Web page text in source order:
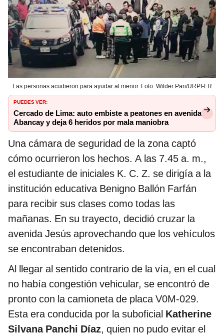
Las personas acudieron para ayudar al menor. Foto: Wilder Pari/URPI-LR
PUEDES VER:
Cercado de Lima: auto embiste a peatones en avenida
Abancay y deja 6 heridos por mala maniobra
Una cámara de seguridad de la zona captó
cómo ocurrieron los hechos. A las 7.45 a. m.,
el estudiante de iniciales K. C. Z. se dirigía a la
institución educativa Benigno Ballón Farfán
para recibir sus clases como todas las
mañanas. En su trayecto, decidió cruzar la
avenida Jesús aprovechando que los vehículos
se encontraban detenidos.
Al llegar al sentido contrario de la vía, en el cual
no había congestión vehicular, se encontró de
pronto con la camioneta de placa V0M-029.
Esta era conducida por la suboficial Katherine
Silvana Panchi Díaz, quien no pudo evitar el